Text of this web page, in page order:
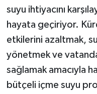
suyu ihtiyacını
hayata geçiriyor.
etkilerini azaltmak,
yönetmek ve
sağlamak amacıyla
bütçeli içme suyu